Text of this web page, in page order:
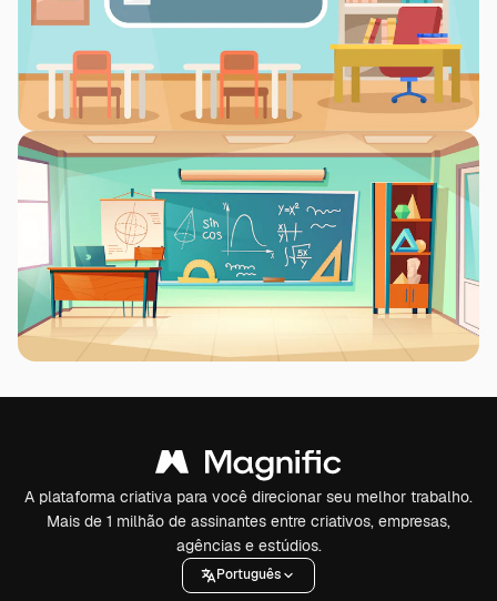
A plataforma criativa para você direcionar seu melhor trabalho.
Mais de 1 milhão de assinantes entre criativos, empresas,
agências e estúdios.
Português